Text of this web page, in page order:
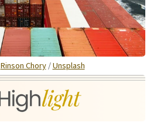
Rinson Chory / Unsplash